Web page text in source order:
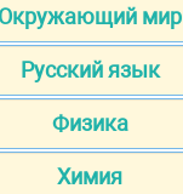
Окружающий мир
Русский язык
Физика
Химия